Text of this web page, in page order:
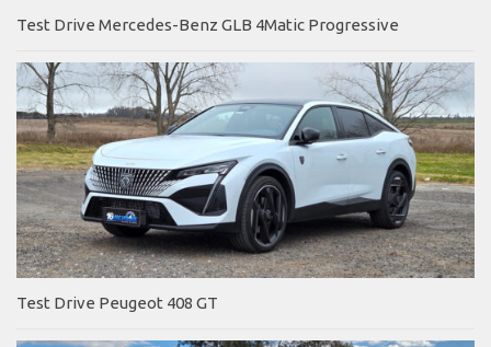
Test Drive Mercedes-Benz GLB 4Matic Progressive
Test Drive Peugeot 408 GT